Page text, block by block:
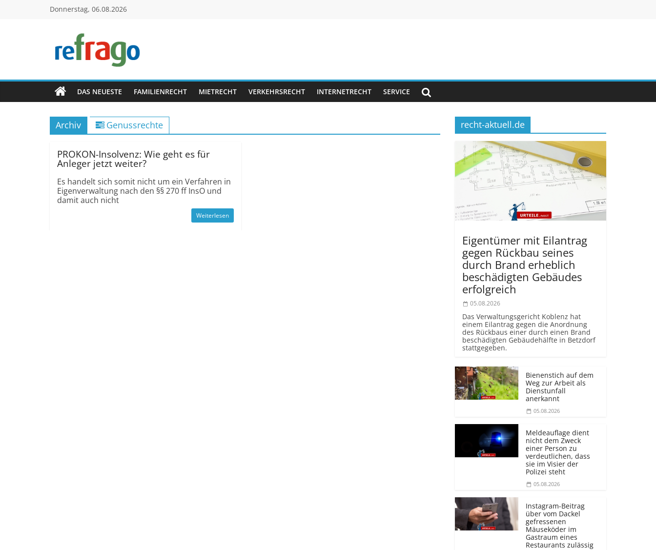
Donnerstag, 06.08.2026
refrago
Rechtsfragen
online
verständlich
erklärt
kostenlos
DAS NEUESTE FAMILIENRECHT MIETRECHT VERKEHRSRECHT INTERNETRECHT SERVICE
Archiv Genussrechte
PROKON-Insolvenz: Wie geht es für
Anleger jetzt weiter?
Es handelt sich somit nicht um ein Verfahren in
Eigenverwaltung nach den §§ 270 ff InsO und
damit auch nicht
Weiterlesen
recht-aktuell.de
Eigentümer mit Eilantrag
gegen Rückbau seines
durch Brand erheblich
beschädigten Gebäudes
erfolgreich
05.08.2026
Das Verwaltungsgericht Koblenz hat
einem Eilantrag gegen die Anordnung
des Rückbaus einer durch einen Brand
beschädigten Gebäudehälfte in Betzdorf
stattgegeben.
Bienenstich auf dem
Weg zur Arbeit als
Dienstunfall
anerkannt
05.08.2026
Meldeauflage dient
nicht dem Zweck
einer Person zu
verdeutlichen, dass
sie im Visier der
Polizei steht
05.08.2026
Instagram-Beitrag
über vom Dackel
gefressenen
Mäuseköder im
Gastraum eines
Restaurants zulässig